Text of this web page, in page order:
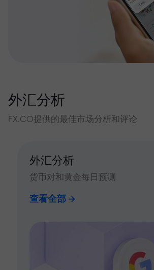
外汇分析
FX.CO提供的最佳市场分析和评论
外汇分析
货币对和黄金每日预测
查看全部